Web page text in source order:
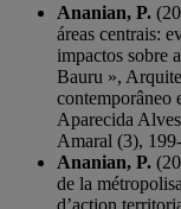
Ananian, P.
áreas centrais:
impactos sobre
Bauru »,
contemporâneo
Aparecida
Amaral (3),
Ananian, P.
de la
d’action